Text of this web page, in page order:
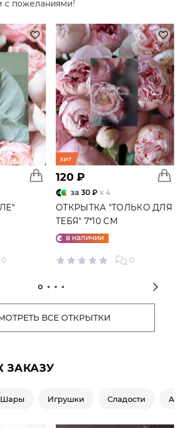
с пожеланиями!
0
хит
120 ₽
за 30 ₽ x 4
ОТКРЫТКА "ТОЛЬКО ДЛЯ
ТЕБЯ" 7*10 СМ
в наличии
0
ВСЕ ОТКРЫТКИ
ЗАКАЗУ
Шары Игрушки Сладости